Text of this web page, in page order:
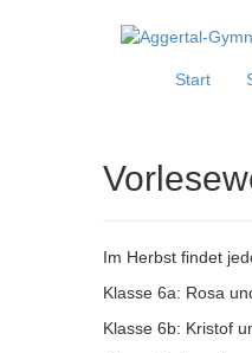
Start
Im Herbst findet
Klasse 6a: Rosa
Klasse 6b: Kristof